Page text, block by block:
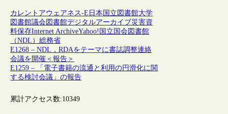
カレントアウェアネス-E 日本 国立図書館大学
図書館議会図書館デジタルアーカイブ災害資
料保存Internet ArchiveYahoo! 国立国会図書館
（NDL）総務省
E1268 – NDL，RDAをテーマに書誌調整連絡
会議を開催＜報告＞
E1259 – 「電子書籍の流通と利用の円滑化に関
する検討会議」の報告
累計アクセス数:10349